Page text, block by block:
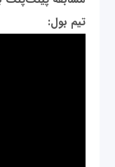
تیم بول: